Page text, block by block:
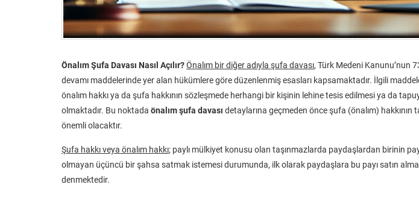
Önalım Şufa Davası Nasıl Açılır?Önalım bir diğer adıyla şufa davası, Türk Medeni Kanunu’nun
devamı maddelerinde yer alan hükümlere göre düzenlenmiş esasları kapsamaktadır. İlgili
önalım hakkı ya da şufa hakkının sözleşmede herhangi bir kişinin lehine tesis edilmesi ya da
olmaktadır. Bu noktada önalım şufa davası detaylarına geçmeden önce şufa (önalım) hakkının
önemli olacaktır.
Şufa hakkı veya önalım hakkı; paylı mülkiyet konusu olan taşınmazlarda paydaşlardan birinin
olmayan üçüncü bir şahsa satmak istemesi durumunda, ilk olarak paydaşlara bu payı satın
denmektedir.